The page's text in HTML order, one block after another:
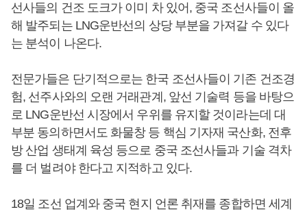
선사들의 건조 도크가 이미 차 있어, 중국 조선사들이 올
해 발주되는 LNG운반선의 상당 부분을 가져갈 수 있다
는 분석이 나온다.
전문가들은 단기적으로는 한국 조선사들이 기존 건조경
험, 선주사와의 오랜 거래관계, 앞선 기술력 등을 바탕으
로 LNG운반선 시장에서 우위를 유지할 것이라는데 대
부분 동의하면서도 화물창 등 핵심 기자재 국산화, 전후
방 산업 생태계 육성 등으로 중국 조선사들과 기술 격차
를 더 벌려야 한다고 지적하고 있다.
18일 조선 업계와 중국 현지 언론 취재를 종합하면 세계